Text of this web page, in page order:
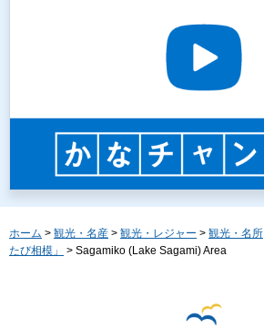
ホーム > 観光・名産 > 観光・レジャー > 観光・名所
たび相模」
> Sagamiko (Lake Sagami) Area